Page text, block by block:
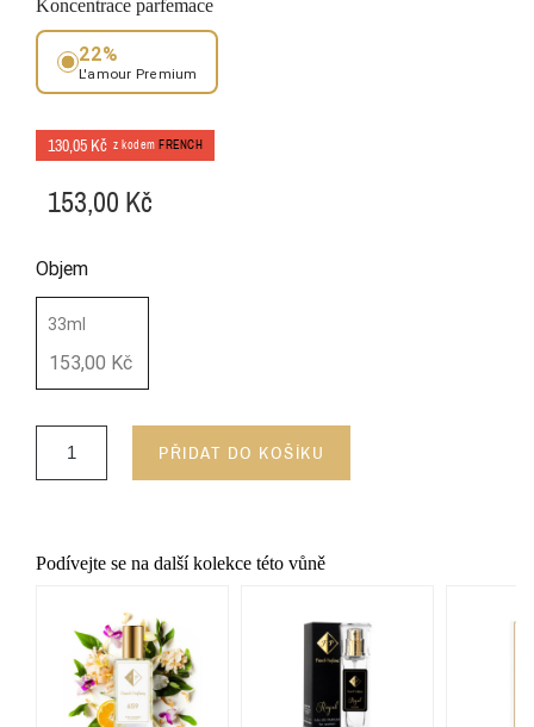
Koncentrace parfemace
22%
L'amour Premium
130,05 Kč z kodem FRENCH
153,00 Kč
Objem
33ml
153,00 Kč
PŘIDAT DO KOŠÍKU
Podívejte se na další kolekce této vůně